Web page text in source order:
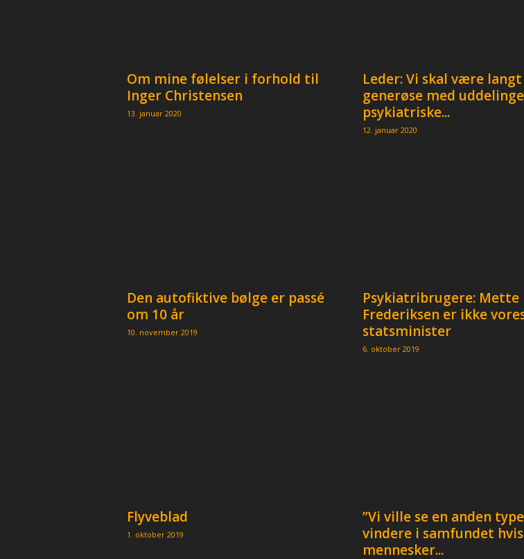
Om mine følelser i forhold til
Inger Christensen
13. januar 2020
Leder: Vi skal være
generøse med
psykiatriske...
12. januar 2020
Den autofiktive bølge er passé
om 10 år
10. november 2019
Psykiatribrugere: Mette
Frederiksen er ikke
statsminister
6. oktober 2019
Flyveblad
1. oktober 2019
”Vi ville se en anden type
vindere i samfundet hvis
mennesker...